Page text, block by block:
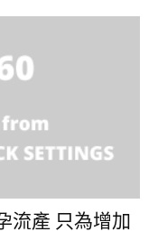
流產 只為增加